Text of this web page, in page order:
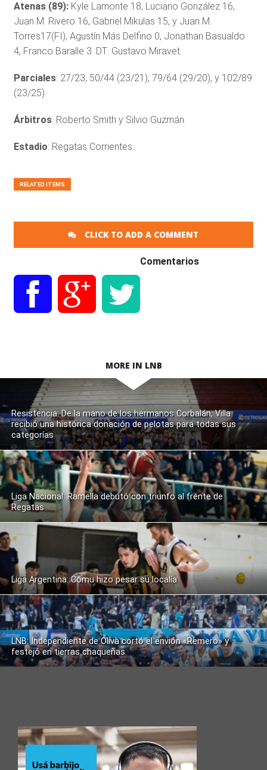
Atenas (89):Kyle Lamonte 18, Luciano González 16,
Juan M. Rivero 16, Gabriel Mikulas 15, y Juan M.
Torres17(FI); Agustín Más Delfino 0, Jonathan Basualdo
4, Franco Baralle 3. DT: Gustavo Miravet.
Parciales: 27/23, 50/44 (23/21), 79/64 (29/20), y 102/89
(23/25).
Árbitros: Roberto Smith y Silvio Guzmán.
Estadio: Regatas Corrientes.
RELATED ITEMS
CLICK TO ADD A COMMENT
Comentarios
MORE IN LNB
Resistencia: De la mano de los hermanos Corbalán, Villa
recibió una histórica donación de pelotas para todas sus
categorías
Liga Nacional: Ramella debutó con triunfo al frente de
Regatas
Liga Argentina: Comu hizo pesar su localía
LNB: Independiente de Oliva cortó el envión «Remero» y
festejó en tierras chaqueñas